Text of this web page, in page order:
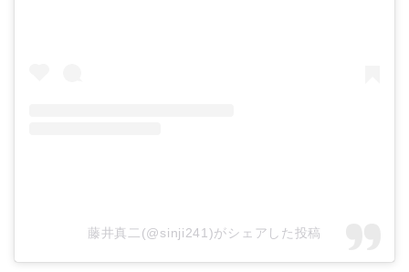
藤井真二(@sinji241)がシェアした投稿